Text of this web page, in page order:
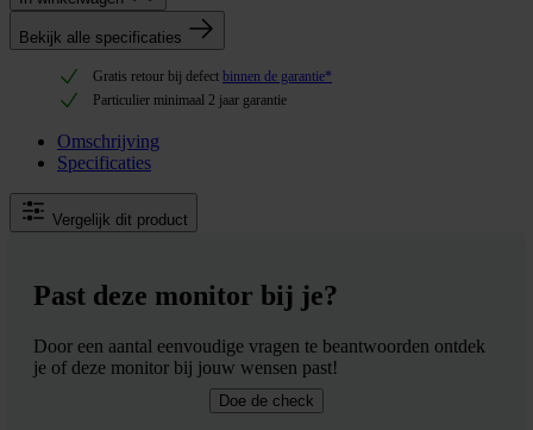
Bekijk alle specificaties
Gratis retour bij defect binnen de garantie*
Particulier minimaal 2 jaar garantie
Omschrijving
Specificaties
Vergelijk dit product
Past deze monitor bij je?
Door een aantal eenvoudige vragen te beantwoorden ontdek
je of deze monitor bij jouw wensen past!
Doe de check